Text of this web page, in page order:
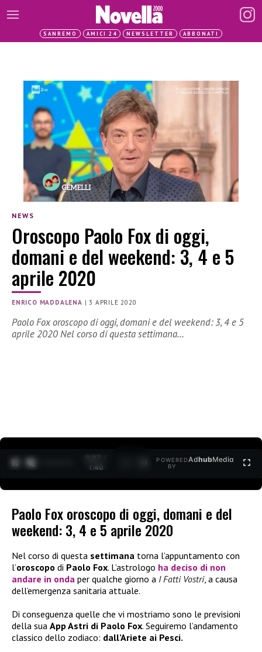
SANREMO AMICI 24 NEWSLETTER ABBONATI
NEWS
Oroscopo Paolo Fox di oggi,
domani e del weekend: 3, 4 e 5
aprile 2020
ENRICO MADDALENA |3 APRILE 2020
Paolo Fox oroscopo di oggi, domani e del weekend: 3, 4 e 5
aprile 2020 Nel corso di questa settimana…
0:27 /
1:40
POWERED
BY
AdhubMedia
Paolo Fox oroscopo di oggi, domani e del
weekend: 3, 4 e 5 aprile 2020
Nel corso di questa settimana torna l’appuntamento con
l’oroscopo di Paolo Fox. L’astrologo ha deciso di non
andare in onda per qualche giorno a I Fatti Vostri, a causa
dell’emergenza sanitaria attuale.
Di conseguenza quelle che vi mostriamo sono le previsioni
della sua App Astri di Paolo Fox. Seguiremo l’andamento
classico dello zodiaco: dall’Ariete ai Pesci.